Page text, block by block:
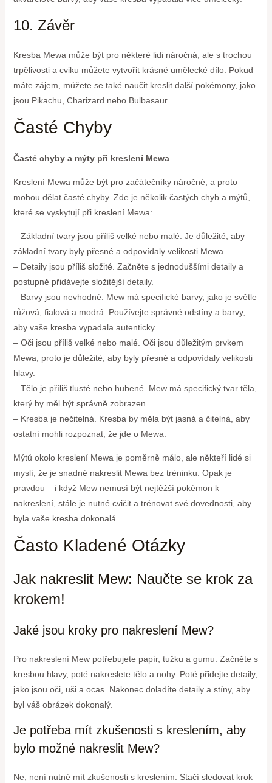
10. Závěr
Kresba Mewa může být pro některé lidi náročná, ale s trochou
trpělivosti a cviku můžete vytvořit krásné umělecké dílo. Pokud
máte zájem, můžete se také naučit kreslit další pokémony, jako
jsou Pikachu, Charizard nebo Bulbasaur.
Časté Chyby
Časté chyby a mýty při kreslení Mewa
Kreslení Mewa může být pro začátečníky náročné, a proto
mohou dělat časté chyby. Zde je několik častých chyb a mýtů,
které se vyskytují při kreslení Mewa:
– Základní tvary jsou příliš velké nebo malé. Je důležité, aby
základní tvary byly přesné a odpovídaly velikosti Mewa.
– Detaily jsou příliš složité. Začněte s jednoduššími detaily a
postupně přidávejte složitější detaily.
– Barvy jsou nevhodné. Mew má specifické barvy, jako je světle
růžová, fialová a modrá. Používejte správné odstíny a barvy,
aby vaše kresba vypadala autenticky.
– Oči jsou příliš velké nebo malé. Oči jsou důležitým prvkem
Mewa, proto je důležité, aby byly přesné a odpovídaly velikosti
hlavy.
– Tělo je příliš tlusté nebo hubené. Mew má specifický tvar těla,
který by měl být správně zobrazen.
– Kresba je nečitelná. Kresba by měla být jasná a čitelná, aby
ostatní mohli rozpoznat, že jde o Mewa.
Mýtů okolo kreslení Mewa je poměrně málo, ale někteří lidé si
myslí, že je snadné nakreslit Mewa bez tréninku. Opak je
pravdou – i když Mew nemusí být nejtěžší pokémon k
nakreslení, stále je nutné cvičit a trénovat své dovednosti, aby
byla vaše kresba dokonalá.
Často Kladené Otázky
Jak nakreslit Mew: Naučte se krok za
krokem!
Jaké jsou kroky pro nakreslení Mew?
Pro nakreslení Mew potřebujete papír, tužku a gumu. Začněte s
kresbou hlavy, poté nakreslete tělo a nohy. Poté přidejte detaily,
jako jsou oči, uši a ocas. Nakonec doladíte detaily a stíny, aby
byl váš obrázek dokonalý.
Je potřeba mít zkušenosti s kreslením, aby
bylo možné nakreslit Mew?
Ne, není nutné mít zkušenosti s kreslením. Stačí sledovat krok